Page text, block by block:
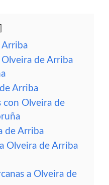
Arriba
de Arriba
Arriba
con Olveira de
de Arriba
Olveira de Arriba
a Olveira de